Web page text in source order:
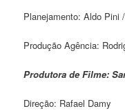
Planejamento: Aldo Pini
Produção Agência:
Produtora de Filme:
Direção: Rafael Damy